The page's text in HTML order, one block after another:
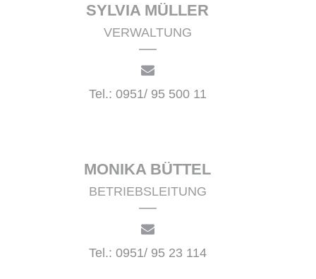
SYLVIA MÜLLER
VERWALTUNG
Tel.: 0951/ 95 500 11
MONIKA BÜTTEL
BETRIEBSLEITUNG
Tel.: 0951/ 95 23 114